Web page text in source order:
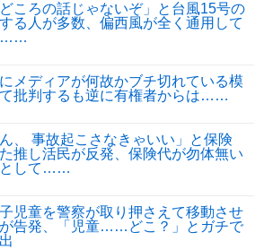
ころの話じゃないぞ」と台風15号の
る人が多数、偏西風が全く通用して
……
メディアが何故かブチ切れている模
批判するも逆に有権者からは……
、 事故起こさなきゃいい」と保険
推し活民が反発、保険代が勿体無い
として……
児童を警察が取り押さえて移動させ
告発、「児童……どこ？」とガチで